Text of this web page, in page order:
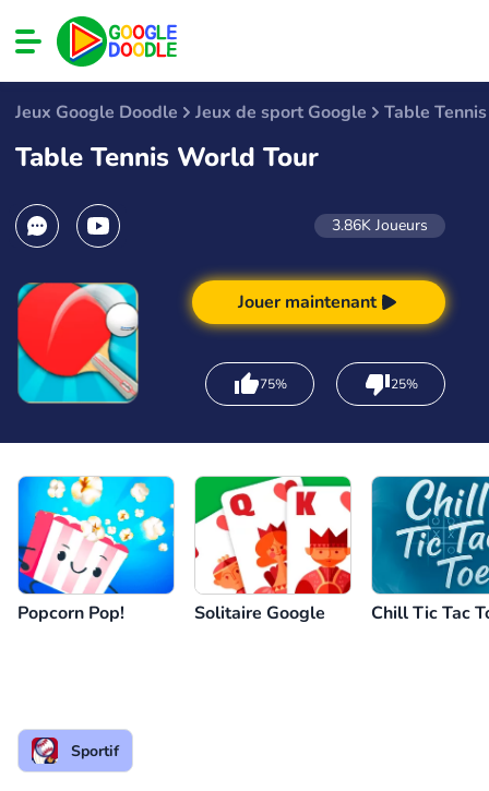
Jeux Google Doodle Jeux de sport Google Table
Table Tennis World Tour
3.86K Joueurs
Jouer maintenant
75% 25%
Popcorn Pop! Solitaire Google Chill Tic Tac
Sportif